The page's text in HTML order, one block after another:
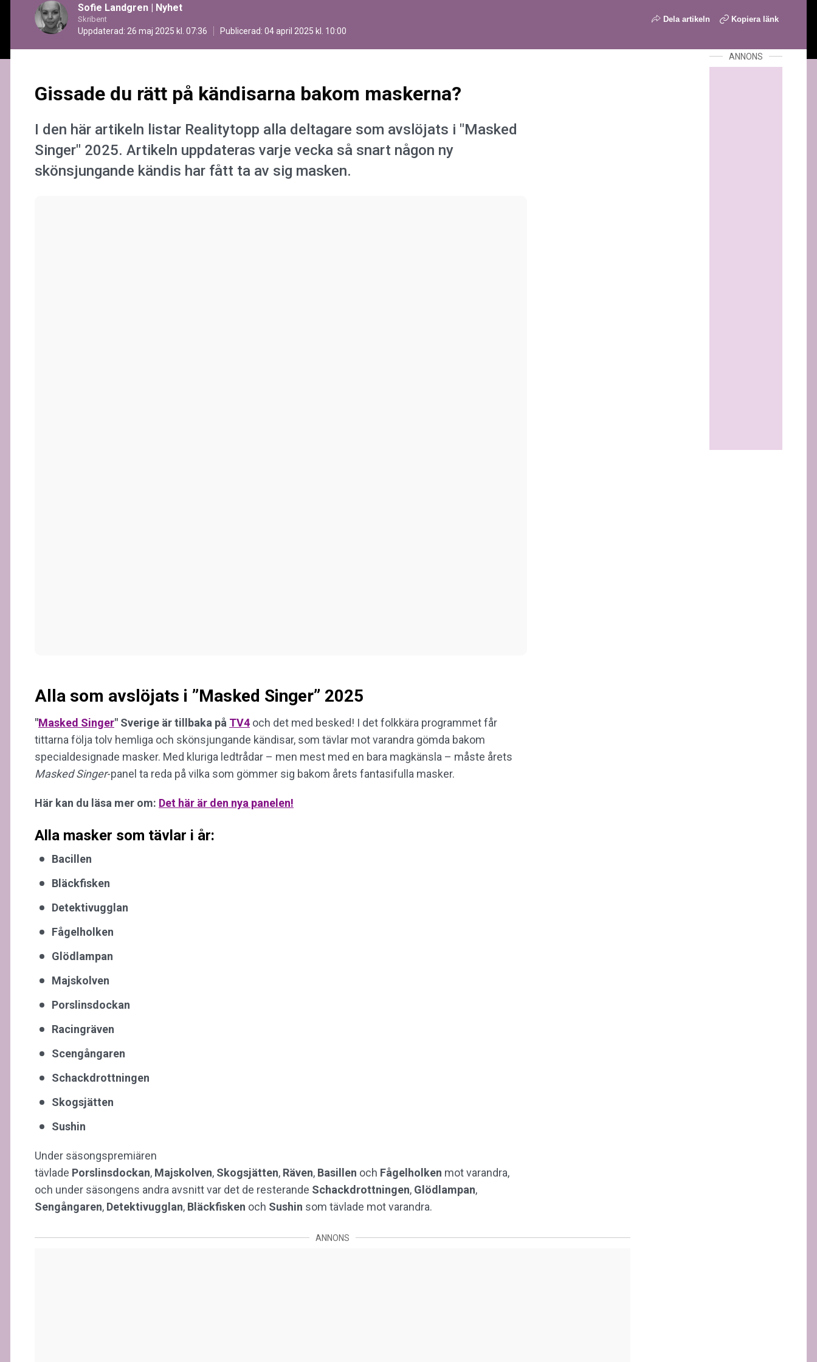
Sofie Landgren | Nyhet
Skribent
Uppdaterad: 26 maj 2025 kl. 07:36 Publicerad: 04 april 2025 kl. 10:00
Dela artikeln Kopiera länk
Gissade du rätt på kändisarna bakom maskerna?
I den här artikeln listar Realitytopp alla deltagare som avslöjats i "Masked
Singer" 2025. Artikeln uppdateras varje vecka så snart någon ny
skönsjungande kändis har fått ta av sig masken.
Alla som avslöjats i ”Masked Singer” 2025
"Masked Singer" Sverige är tillbaka på TV4 och det med besked! I det folkkära programmet får
tittarna följa tolv hemliga och skönsjungande kändisar, som tävlar mot varandra gömda bakom
specialdesignade masker. Med kluriga ledtrådar – men mest med en bara magkänsla – måste årets
Masked Singer-panel ta reda på vilka som gömmer sig bakom årets fantasifulla masker.
Här kan du läsa mer om: Det här är den nya panelen!
Alla masker som tävlar i år:
Bacillen
Bläckfisken
Detektivugglan
Fågelholken
Glödlampan
Majskolven
Porslinsdockan
Racingräven
Scengångaren
Schackdrottningen
Skogsjätten
Sushin
Under säsongspremiären
tävlade Porslinsdockan, Majskolven, Skogsjätten, Räven, Basillen och Fågelholken mot varandra,
och under säsongens andra avsnitt var det de resterande Schackdrottningen, Glödlampan,
Sengångaren, Detektivugglan, Bläckfisken och Sushin som tävlade mot varandra.
ANNONS
ANNONS